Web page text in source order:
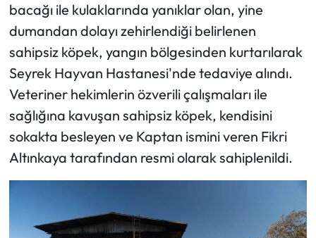
bacağı ile kulaklarında yanıklar olan, yine
dumandan dolayı zehirlendiği belirlenen
sahipsiz köpek, yangın bölgesinden kurtarılarak
Seyrek Hayvan Hastanesi'nde tedaviye alındı.
Veteriner hekimlerin özverili çalışmaları ile
sağlığına kavuşan sahipsiz köpek, kendisini
sokakta besleyen ve Kaptan ismini veren Fikri
Altınkaya tarafından resmi olarak sahiplenildi.